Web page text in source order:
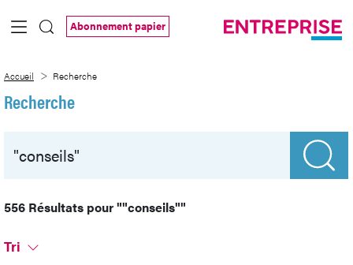
Saut au contenu principal
Abonnement papier
Accueil Recherche
Recherche
556 Résultats pour""conseils""
Tri